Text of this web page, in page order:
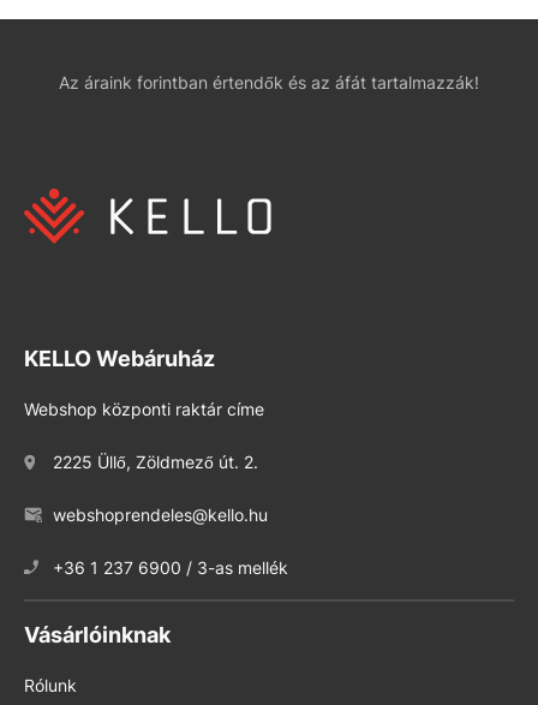
Az áraink forintban értendők és az áfát tartalmazzák!
KELLO Webáruház
Webshop központi raktár címe
2225 Üllő, Zöldmező út. 2.
webshoprendeles@kello.hu
+36 1 237 6900 / 3-as mellék
Vásárlóinknak
Rólunk